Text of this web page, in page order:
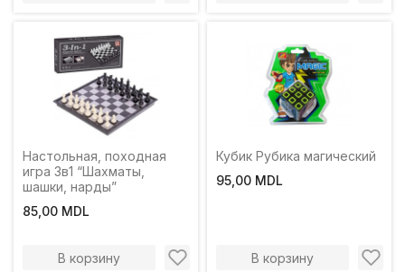
Настольная, походная
игра 3в1 “Шахматы,
шашки, нарды”
85,00 MDL
В корзину
Кубик Рубика магический
95,00 MDL
В корзину